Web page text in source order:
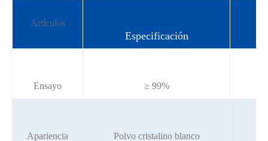
Artículos
Especificación
Ensayo ≥ 99%
Apariencia Polvo cristalino blanco